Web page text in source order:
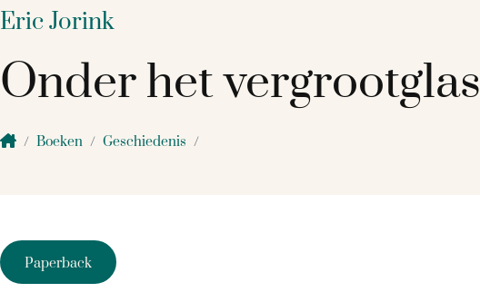
Eric Jorink
Onder het vergrootglas
Boeken Geschiedenis
Paperback